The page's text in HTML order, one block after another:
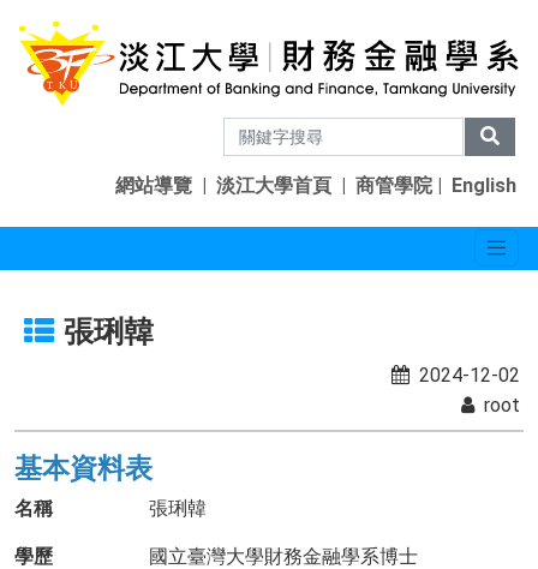
網站導覽 | 淡江大學首頁 | 商管學院| English
張琍韓
2024-12-02
root
基本資料表
名稱 張琍韓
學歷 國立臺灣大學財務金融學系博士